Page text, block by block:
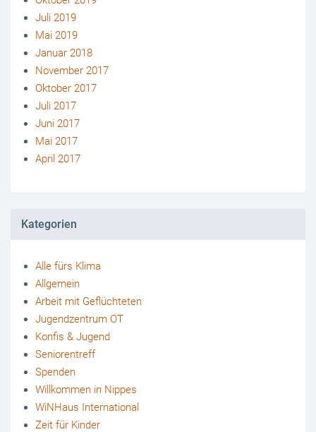
Juli 2019
Mai 2019
Januar 2018
November 2017
Oktober 2017
Juli 2017
Juni 2017
Mai 2017
April 2017
Kategorien
Alle fürs Klima
Allgemein
Arbeit mit Geflüchteten
Jugendzentrum OT
Konfis & Jugend
Seniorentreff
Spenden
Willkommen in Nippes
WiNHaus International
Zeit für Kinder